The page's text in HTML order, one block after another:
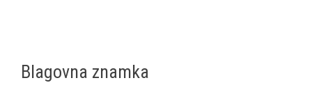
Blagovna znamka